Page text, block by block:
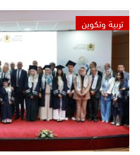
تربية وتكوين